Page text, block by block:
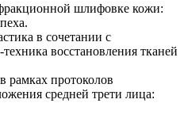
шлифовке кожи:
в сочетании с
восстановления тканей
рамках протоколов
средней трети лица: